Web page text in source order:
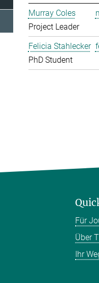
Murray Coles
Project Leader
Felicia Stahlecker
PhD Student
Für
Über
Ihr